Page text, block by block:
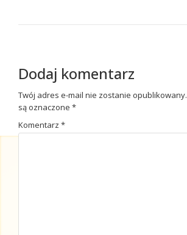
Dodaj komentarz
Twój adres e-mail nie zostanie opublikowany.
są oznaczone *
Komentarz *